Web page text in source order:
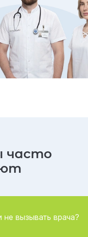
часто
не вызывать врача?